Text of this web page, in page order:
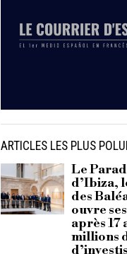
ARTICLES LES PLUS
Le
d’Ibiza,
des
ouvre
après 17
millions